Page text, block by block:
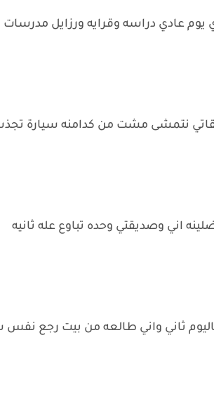
عادي دراسه وقرايه ورزايل مدرسات
نتمشى مشت من كدامنه سيارة
اني وصديقتي وحده تباوع عله ثانيه
ثاني واني طالعه من بيت رجع